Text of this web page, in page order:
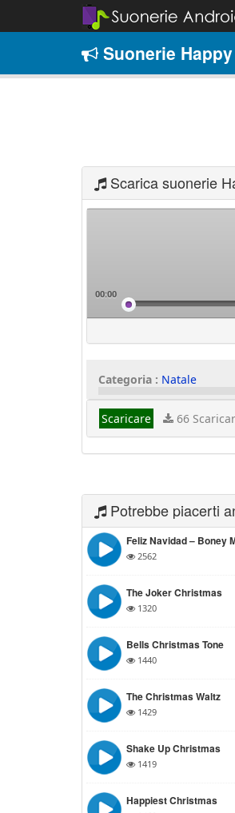
Suonerie
Scarica suonerie
00:00
Categoria : Natale
Scaricare 66
Potrebbe piacerti
Feliz Navidad – Boney
2562
The Joker Christmas
1320
Bells Christmas Tone
1440
The Christmas Waltz
1429
Shake Up Christmas
1419
Happiest Christmas